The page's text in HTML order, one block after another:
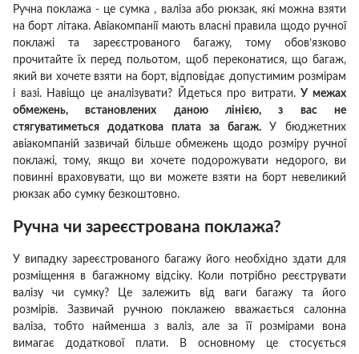
Ручна поклажа - цесумка , валіза або рюкзак, які можна взяти
на борт літака.Авіакомпанії мають власні правила щодо ручної
поклажі та зареєстрованого багажу, тому обов’язково
прочитайте їх перед польотом, щоб переконатися, що багаж,
який ви хочете взяти на борт, відповідає допустимим розмірам
і вазі. Навіщо це аналізувати? Йдеться про витрати. У межах
обмежень, встановлених даною лінією, з вас не
стягуватиметься додаткова плата за багаж. У бюджетних
авіакомпаній зазвичай більше обмежень щодо розміру ручної
поклажі, тому, якщо ви хочете подорожувати недорого, ви
повинні враховувати, що ви можете взяти на борт невеликий
рюкзак або сумку безкоштовно.
Ручна чи зареєстрована поклажа?
У випадку зареєстрованого багажу його необхідно здати для
розміщення в багажному відсіку.
Коли потрібно реєструвати
валізу чи сумку?
Це залежить від ваги багажу та його
розмірів. Зазвичай ручною поклажею вважається салонна
валіза, тобто найменша з валіз, але за її розмірами вона
вимагає додаткової плати.
В основному це стосується